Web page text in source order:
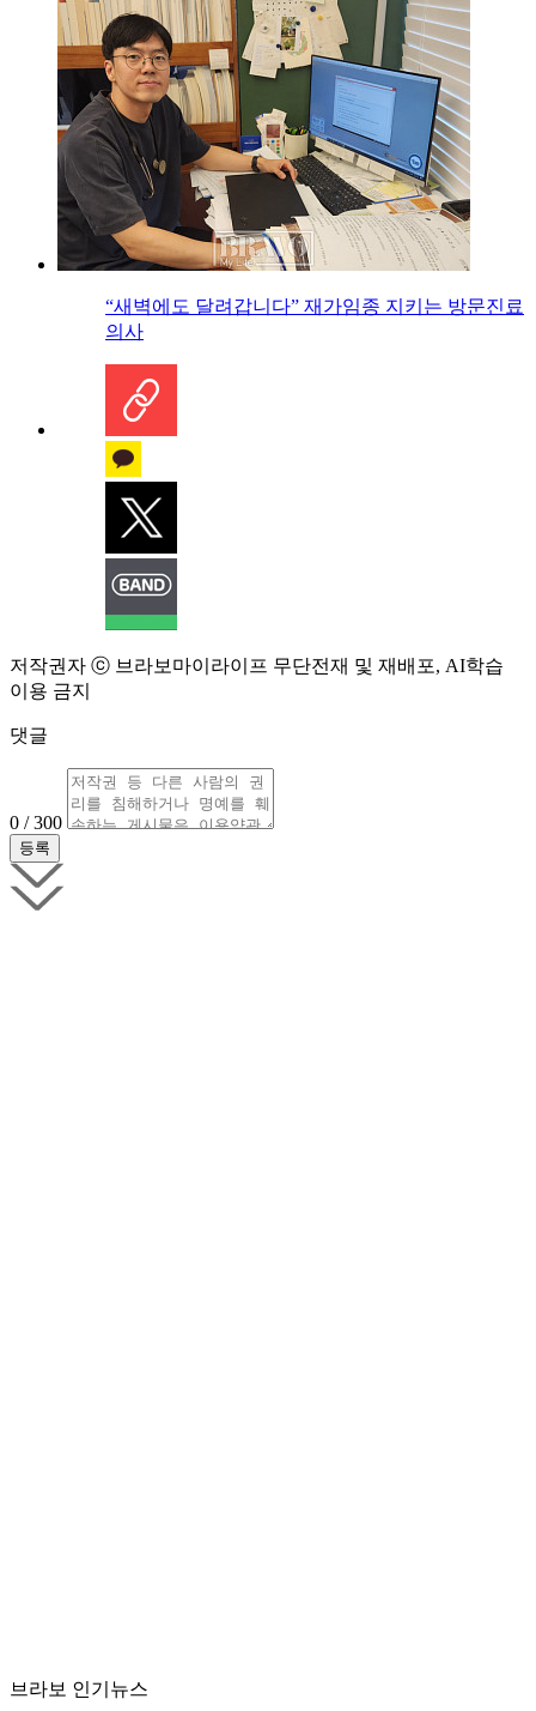
“새벽에도 달려갑니다” 재가임종 지키는 방문진료
의사
저작권자 ⓒ 브라보마이라이프 무단전재 및 재배포, AI학습
이용 금지
댓글
0 / 300
브라보 인기뉴스